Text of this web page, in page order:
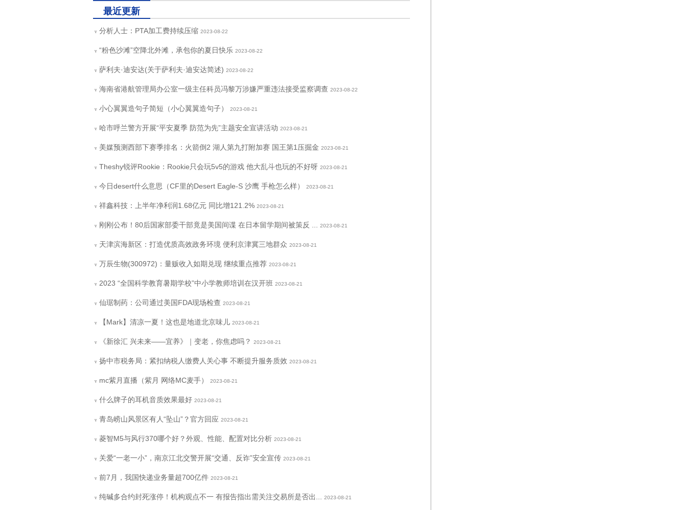
最近更新
v 分析人士：PTA加工费持续压缩 2023-08-22
v “粉色沙滩”空降北外滩，承包你的夏日快乐 2023-08-22
v 萨利夫·迪安达(关于萨利夫·迪安达简述) 2023-08-22
v 海南省港航管理局办公室一级主任科员冯黎万涉嫌严重违法接受监察调查 2023-08-22
v 小心翼翼造句子简短（小心翼翼造句子） 2023-08-21
v 哈市呼兰警方开展“平安夏季 防范为先”主题安全宣讲活动 2023-08-21
v 美媒预测西部下赛季排名：火箭倒2 湖人第九打附加赛 国王第1压掘金 2023-08-21
v Theshy锐评Rookie：Rookie只会玩5v5的游戏 他大乱斗也玩的不好呀 2023-08-21
v 今日desert什么意思（CF里的Desert Eagle-S 沙鹰 手枪怎么样） 2023-08-21
v 祥鑫科技：上半年净利润1.68亿元 同比增121.2% 2023-08-21
v 刚刚公布！80后国家部委干部竟是美国间谍 在日本留学期间被策反 ... 2023-08-21
v 天津滨海新区：打造优质高效政务环境 便利京津冀三地群众 2023-08-21
v 万辰生物(300972)：量贩收入如期兑现 继续重点推荐 2023-08-21
v 2023 “全国科学教育暑期学校”中小学教师培训在汉开班 2023-08-21
v 仙琚制药：公司通过美国FDA现场检查 2023-08-21
v 【Mark】清凉一夏！这也是地道北京味儿 2023-08-21
v 《新徐汇 兴未来——宜养》｜变老，你焦虑吗？ 2023-08-21
v 扬中市税务局：紧扣纳税人缴费人关心事 不断提升服务质效 2023-08-21
v mc紫月直播（紫月 网络MC麦手） 2023-08-21
v 什么牌子的耳机音质效果最好 2023-08-21
v 青岛崂山风景区有人“坠山”？官方回应 2023-08-21
v 菱智M5与风行370哪个好？外观、性能、配置对比分析 2023-08-21
v 关爱“一老一小”，南京江北交警开展“交通、反诈”安全宣传 2023-08-21
v 前7月，我国快递业务量超700亿件 2023-08-21
v 纯碱多合约封死涨停！机构观点不一 有报告指出需关注交易所是否出... 2023-08-21